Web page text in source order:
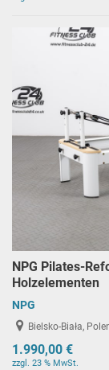
NPG Pilates-
Holzelementen
NPG
Bielsko-Biała,
1.990,00 €
zzgl. 23 % MwSt.